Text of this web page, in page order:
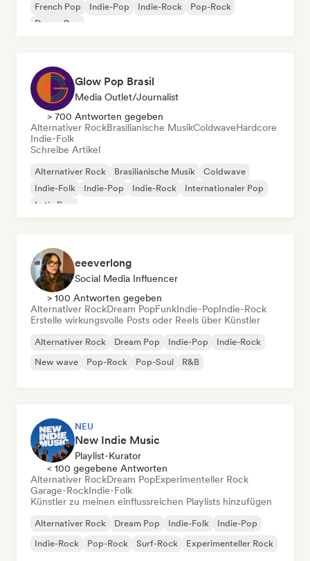
French Pop
Indie-Pop Indie-Rock
Pop-Rock
Dream Pop
Glow Pop Brasil
Media Outlet/Journalist
> 700 Antworten gegeben
Alternativer RockBrasilianische MusikColdwaveHardcore
Indie-Folk
Schreibe Artikel
Alternativer Rock Brasilianische Musik
Coldwave
Indie-Folk
Indie-Pop Indie-Rock
Internationaler Pop
Latin Pop
eeeverlong
Social Media Influencer
> 100 Antworten gegeben
Alternativer RockDream PopFunkIndie-PopIndie-Rock
Erstelle wirkungsvolle Posts oder Reels über Künstler
Alternativer Rock Dream Pop Indie-Pop
Indie-Rock
New wave
Pop-Rock Pop-Soul R&B
NEU
New Indie Music
Playlist-Kurator
< 100 gegebene Antworten
Alternativer RockDream PopExperimenteller Rock
Garage-RockIndie-Folk
Künstler zu meinen einflussreichen Playlists hinzufügen
Alternativer Rock Dream Pop Indie-Folk
Indie-Pop
Indie-Rock
Pop-Rock Surf-Rock Experimenteller Rock